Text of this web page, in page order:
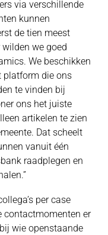
via verschillende
kunnen
de tien meest
we goed
We beschikken
platform die ons
te vinden bij
ons het juiste
artikelen te zien
Dat scheelt
vanuit één
raadplegen en
per case
contactmomenten er
wie openstaande